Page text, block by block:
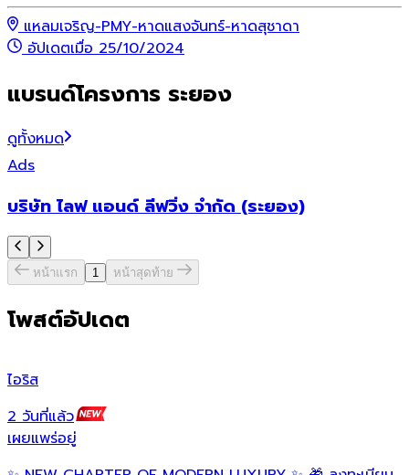
แหลมเจริญ-PMY-หาดแสงจันทร์-หาดสุชาดา
อัปเดตเมื่อ 25/10/2024
แบรนด์โครงการ ระยอง
ดูทั้งหมด
Ads
บริษัท ไลฟ แอนด์ ลีฟวิ่ง จำกัด (ระยอง)
หน้าแรก 1 หน้าสุดท้าย
โพสต์อัปเดต
ไอริส
2 วันที่แล้ว
เผยแพร่อยู่